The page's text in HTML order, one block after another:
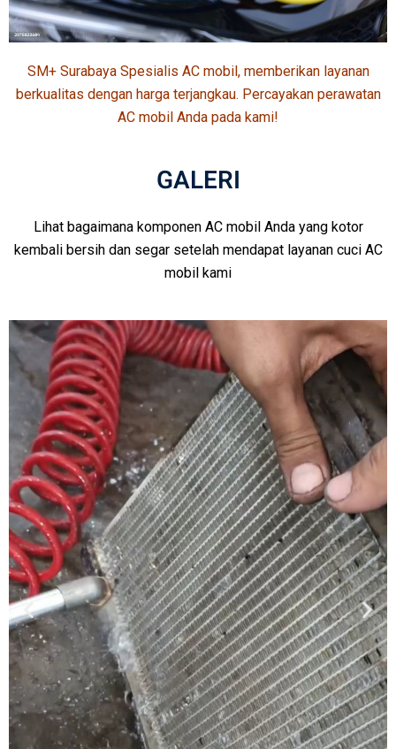
SM+ Surabaya Spesialis AC mobil, memberikan layanan
berkualitas dengan harga terjangkau. Percayakan perawatan
AC mobil Anda pada kami!
GALERI
Lihat bagaimana komponen AC mobil Anda yang kotor
kembali bersih dan segar setelah mendapat layanan cuci AC
mobil kami